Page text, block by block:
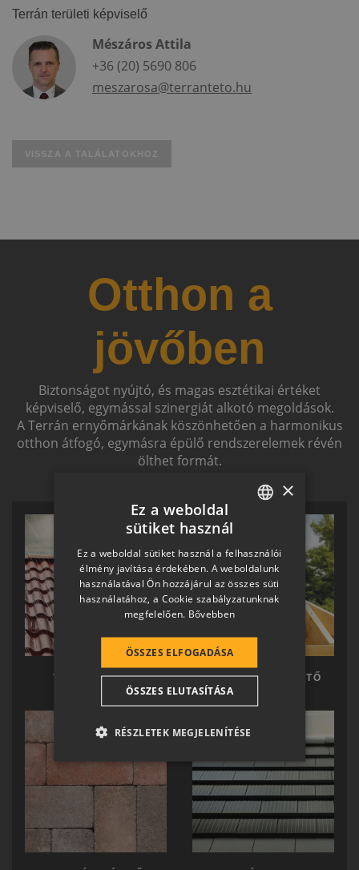
Terrán területi képviselő
Mészáros Attila
+36 (20) 5690 806
meszarosa@terranteto.hu
VISSZA A TALÁLATOKHOZ
Otthon a
jövőben
Biztonságot nyújtó, és magas esztétikai értéket
képviselő, egymással szinergiát alkotó megoldások.
A Terrán ernyőmárkának köszönhetően a harmonikus
otthon átfogó, egymásra épülő rendszerelemek révén
ölthet formát.
TERRÁN TETŐ TERRÁN KÉSZTETŐ
HUNGARIAN
SLOVAK
GERMAN
ROMANIAN
CROATIAN
SR
RO-HU
ITALIAN
×
Ez a weboldal
sütiket használ
Ez a weboldal sütiket használ a felhasználói
élmény javítása érdekében. A weboldalunk
használatával Ön hozzájárul az összes süti
használatához, a Cookie szabályzatunknak
megfelelően. Bővebben
ÖSSZES ELFOGADÁSA
ÖSSZES ELUTASÍTÁSA
RÉSZLETEK MEGJELENÍTÉSE